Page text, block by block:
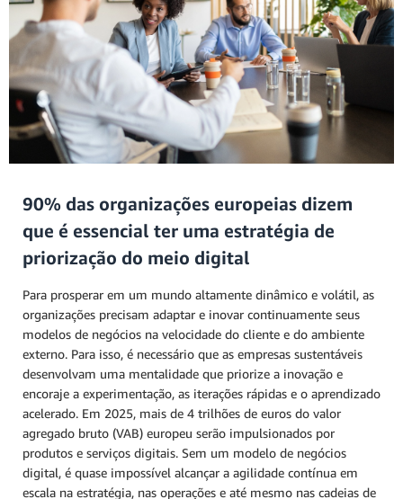
90% das organizações europeias dizem
que é essencial ter uma estratégia de
priorização do meio digital
Para prosperar em um mundo altamente dinâmico e volátil, as
organizações precisam adaptar e inovar continuamente seus
modelos de negócios na velocidade do cliente e do ambiente
externo. Para isso, é necessário que as empresas sustentáveis
desenvolvam uma mentalidade que priorize a inovação e
encoraje a experimentação, as iterações rápidas e o aprendizado
acelerado. Em 2025, mais de 4 trilhões de euros do valor
agregado bruto (VAB) europeu serão impulsionados por
produtos e serviços digitais. Sem um modelo de negócios
digital, é quase impossível alcançar a agilidade contínua em
escala na estratégia, nas operações e até mesmo nas cadeias de